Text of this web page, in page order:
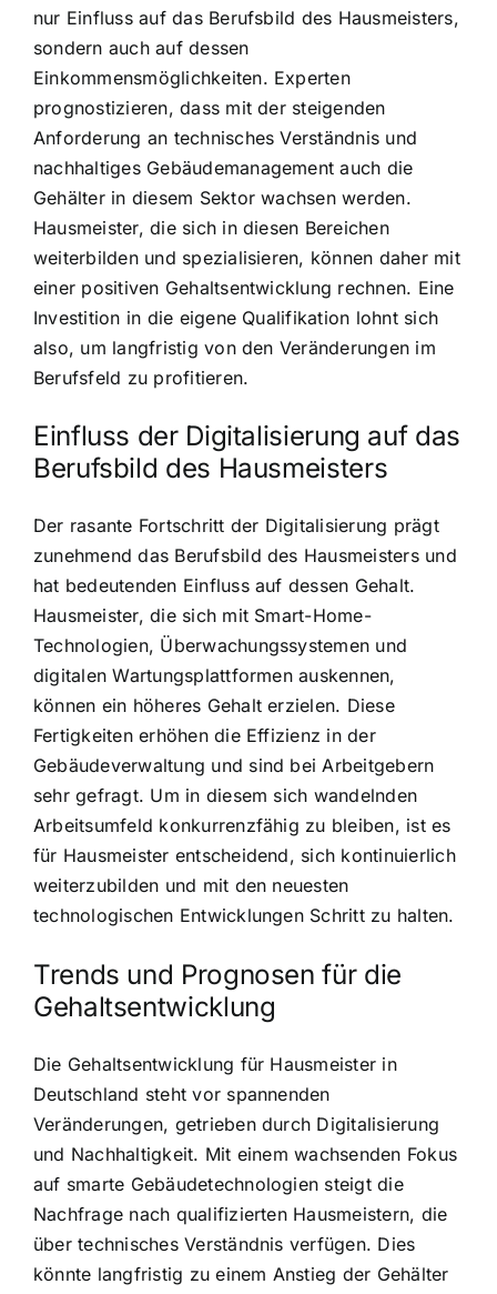
nur Einfluss auf das Berufsbild des Hausmeisters,
sondern auch auf dessen
Einkommensmöglichkeiten. Experten
prognostizieren, dass mit der steigenden
Anforderung an technisches Verständnis und
nachhaltiges Gebäudemanagement auch die
Gehälter in diesem Sektor wachsen werden.
Hausmeister, die sich in diesen Bereichen
weiterbilden und spezialisieren, können daher mit
einer positiven Gehaltsentwicklung rechnen. Eine
Investition in die eigene Qualifikation lohnt sich
also, um langfristig von den Veränderungen im
Berufsfeld zu profitieren.
Einfluss der Digitalisierung auf das
Berufsbild des Hausmeisters
Der rasante Fortschritt der Digitalisierung prägt
zunehmend das Berufsbild des Hausmeisters und
hat bedeutenden Einfluss auf dessen Gehalt.
Hausmeister, die sich mit Smart-Home-
Technologien, Überwachungssystemen und
digitalen Wartungsplattformen auskennen,
können ein höheres Gehalt erzielen. Diese
Fertigkeiten erhöhen die Effizienz in der
Gebäudeverwaltung und sind bei Arbeitgebern
sehr gefragt. Um in diesem sich wandelnden
Arbeitsumfeld konkurrenzfähig zu bleiben, ist es
für Hausmeister entscheidend, sich kontinuierlich
weiterzubilden und mit den neuesten
technologischen Entwicklungen Schritt zu halten.
Trends und Prognosen für die
Gehaltsentwicklung
Die Gehaltsentwicklung für Hausmeister in
Deutschland steht vor spannenden
Veränderungen, getrieben durch Digitalisierung
und Nachhaltigkeit. Mit einem wachsenden Fokus
auf smarte Gebäudetechnologien steigt die
Nachfrage nach qualifizierten Hausmeistern, die
über technisches Verständnis verfügen. Dies
könnte langfristig zu einem Anstieg der Gehälter